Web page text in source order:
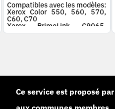
Compatibles avec les modèles:
Xerox Color 550, 560, 570,
C60, C70
Xerox PrimeLink C9065,
C9070
Ce service est proposé par